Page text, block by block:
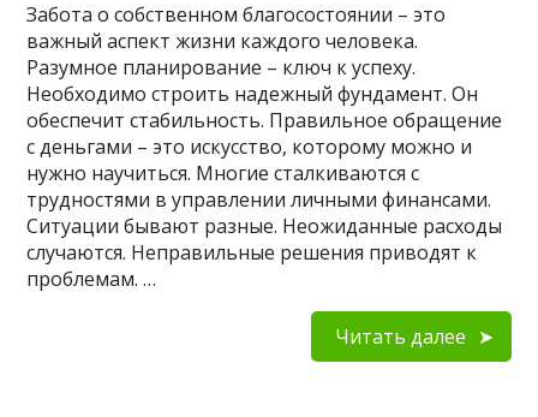
Забота о собственном благосостоянии – это
важный аспект жизни каждого человека.
Разумное планирование – ключ к успеху.
Необходимо строить надежный фундамент. Он
обеспечит стабильность. Правильное обращение
с деньгами – это искусство, которому можно и
нужно научиться. Многие сталкиваются с
трудностями в управлении личными финансами.
Ситуации бывают разные. Неожиданные расходы
случаются. Неправильные решения приводят к
проблемам. …
Читать далее